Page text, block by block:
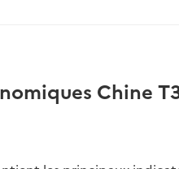
Chine T3